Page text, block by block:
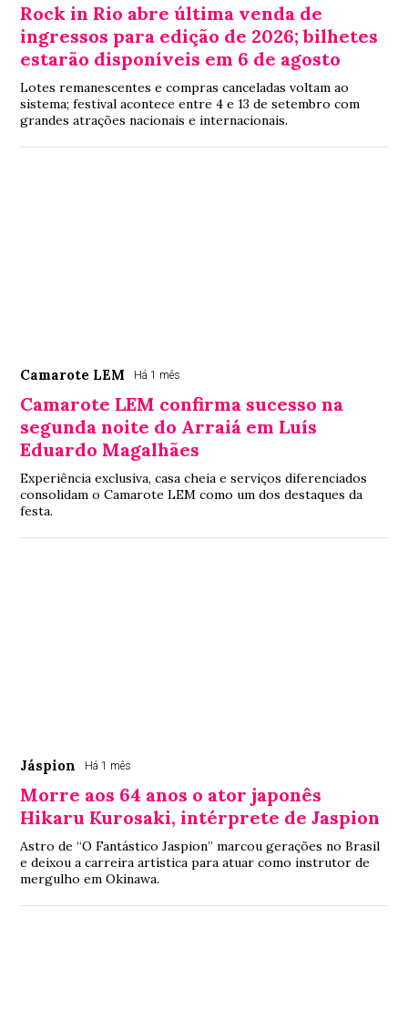
Rock in Rio abre última venda de
ingressos para edição de 2026; bilhetes
estarão disponíveis em 6 de agosto
Lotes remanescentes e compras canceladas voltam ao
sistema; festival acontece entre 4 e 13 de setembro com
grandes atrações nacionais e internacionais.
Camarote LEM Há 1 mês
Camarote LEM confirma sucesso na
segunda noite do Arraiá em Luís
Eduardo Magalhães
Experiência exclusiva, casa cheia e serviços diferenciados
consolidam o Camarote LEM como um dos destaques da
festa.
Jáspion Há 1 mês
Morre aos 64 anos o ator japonês
Hikaru Kurosaki, intérprete de Jaspion
Astro de “O Fantástico Jaspion” marcou gerações no Brasil
e deixou a carreira artística para atuar como instrutor de
mergulho em Okinawa.